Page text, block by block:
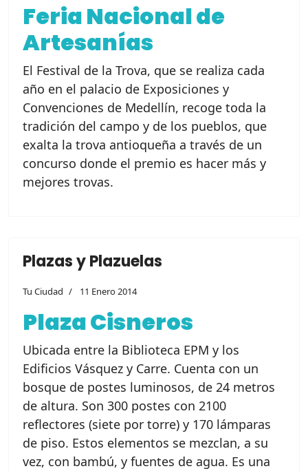
Feria Nacional de
Artesanías
El Festival de la Trova, que se realiza cada
año en el palacio de Exposiciones y
Convenciones de Medellín, recoge toda la
tradición del campo y de los pueblos, que
exalta la trova antioqueña a través de un
concurso donde el premio es hacer más y
mejores trovas.
Plazas y Plazuelas
Tu Ciudad 11 Enero 2014
Plaza Cisneros
Ubicada entre la Biblioteca EPM y los
Edificios Vásquez y Carre. Cuenta con un
bosque de postes luminosos, de 24 metros
de altura. Son 300 postes con 2100
reflectores (siete por torre) y 170 lámparas
de piso. Estos elementos se mezclan, a su
vez, con bambú, y fuentes de agua. Es una